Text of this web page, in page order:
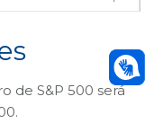
de S&P 500 será